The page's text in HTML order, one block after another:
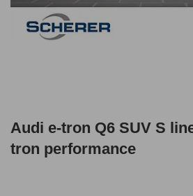
Audi e-tron Q6 SUV S
tron performance